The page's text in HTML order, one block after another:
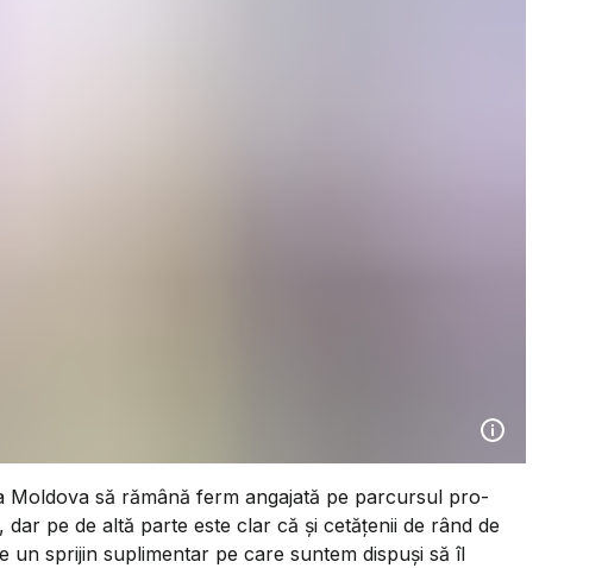
Moldova să rămână ferm angajată pe parcursul pro-
pe de altă parte este clar că şi cetăţenii de rând de
un sprijin suplimentar pe care suntem dispuşi să îl